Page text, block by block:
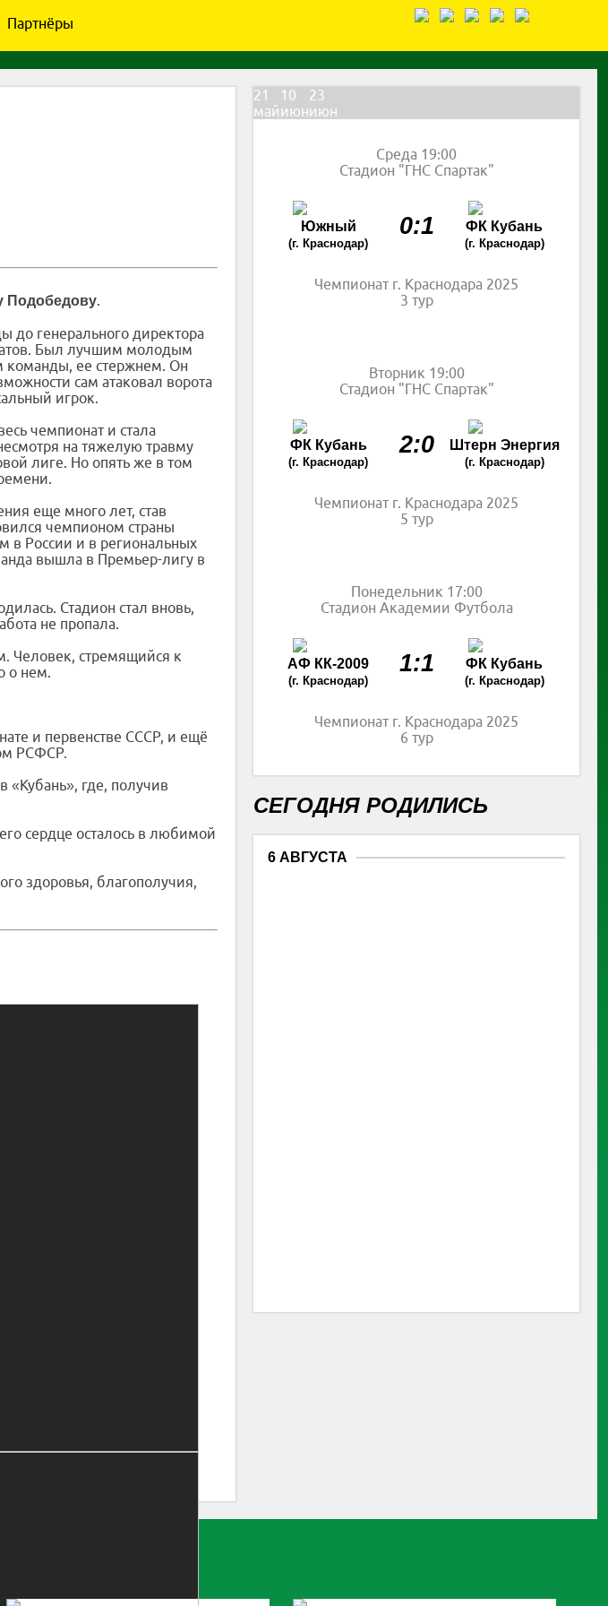
Партнёры
Подобедову.
до генерального директора
Был лучшим молодым
команды, ее стержнем. Он
сам атаковал ворота
игрок.
чемпионат и стала
на тяжелую травму
лиге. Но опять же в том
еще много лет, став
чемпионом страны
в России и в региональных
вышла в Премьер-лигу в
Стадион стал вновь,
не пропала.
Человек, стремящийся к
о нем.
и первенстве СССР, и ещё
РСФСР.
«Кубань», где, получив
сердце осталось в любимой
здоровья, благополучия,
21
май
10
июн
23
июн
Среда 19:00
Стадион "ГНС Спартак"
Южный
(г. Краснодар)
0:1 ФК Кубань
(г. Краснодар)
Чемпионат г. Краснодара 2025
3 тур
Вторник 19:00
Стадион "ГНС Спартак"
ФК Кубань
(г. Краснодар)
2:0 Штерн Энергия
(г. Краснодар)
Чемпионат г. Краснодара 2025
5 тур
Понедельник 17:00
Стадион Академии Футбола
АФ КК-2009
(г. Краснодар)
1:1 ФК Кубань
(г. Краснодар)
Чемпионат г. Краснодара 2025
6 тур
СЕГОДНЯ РОДИЛИСЬ
6 АВГУСТА